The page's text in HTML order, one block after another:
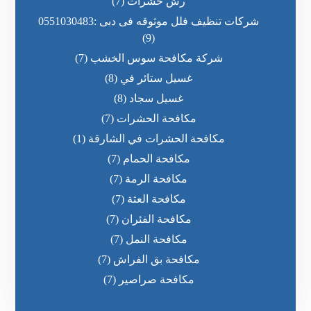
شركات تنظيف فلل موثوقه فى دبى :0551030483
(9)
شركة مكافحة سوس الخشب (7)
غسيل ستائر في (8)
غسيل سجاد (8)
مكافحة الحشرات (7)
مكافحة الحشرات في الشارقة (1)
مكافحة الحمام (7)
مكافحة الرمة (7)
مكافحة العثة (7)
مكافحة الفئران (7)
مكافحة النمل (7)
مكافحة بق الفراش (7)
مكافحة صراصير (7)